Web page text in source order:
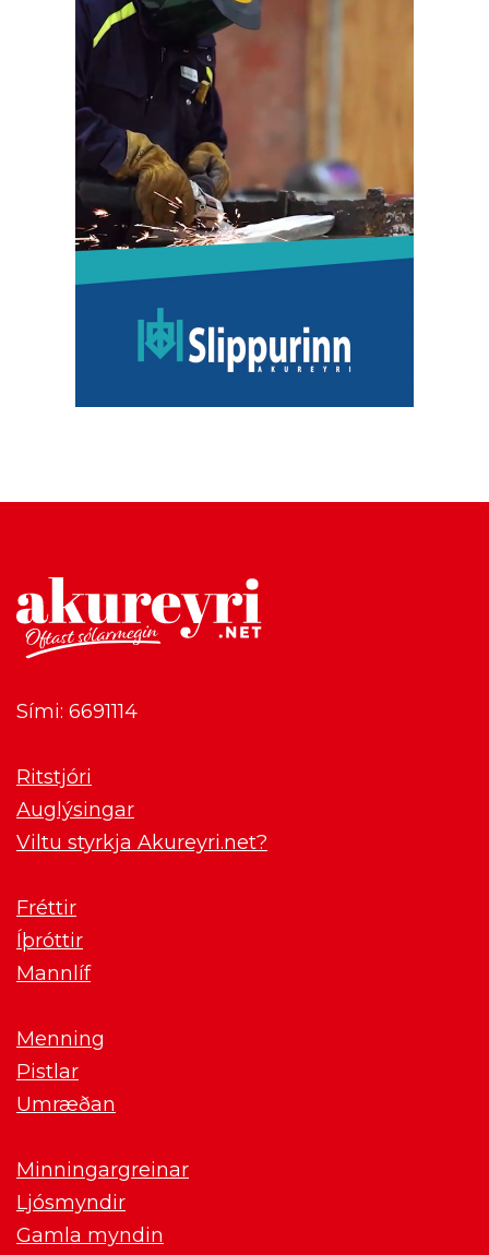
Sími: 6691114
Ritstjóri
Auglýsingar
Viltu styrkja Akureyri.net?
Fréttir
Íþróttir
Mannlíf
Menning
Pistlar
Umræðan
Minningargreinar
Ljósmyndir
Gamla myndin